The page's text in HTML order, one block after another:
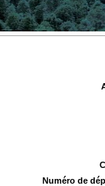
Numéro de